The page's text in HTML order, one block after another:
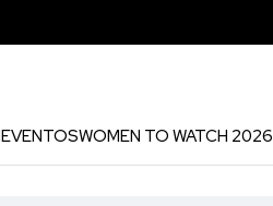
EVENTOSWOMEN TO WATCH 2026